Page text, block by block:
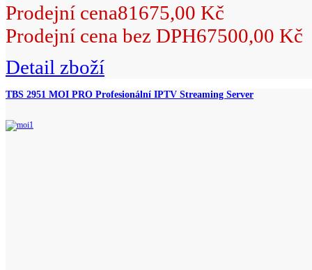
Prodejní cena81675,00 Kč
Prodejní cena bez DPH67500,00 Kč
Detail zboží
TBS 2951 MOI PRO Profesionální IPTV Streaming Server